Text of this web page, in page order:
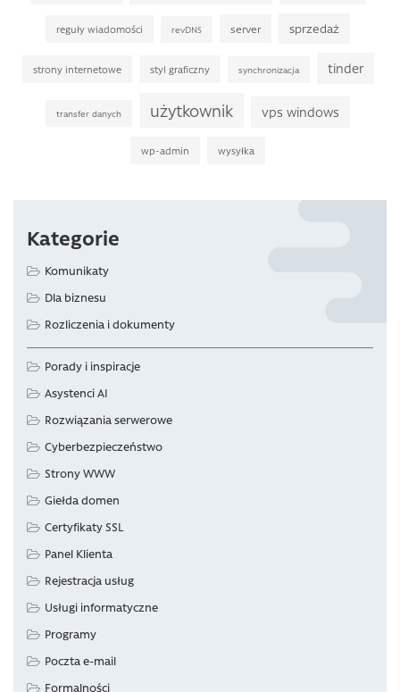
reguły wiadomości revDNS server sprzedaż
strony internetowe styl graficzny synchronizacja tinder
transfer danych użytkownik vps windows
wp-admin wysyłka
Kategorie
Komunikaty
Dla biznesu
Rozliczenia i dokumenty
Porady i inspiracje
Asystenci AI
Rozwiązania serwerowe
Cyberbezpieczeństwo
Strony WWW
Giełda domen
Certyfikaty SSL
Panel Klienta
Rejestracja usług
Usługi informatyczne
Programy
Poczta e-mail
Formalności